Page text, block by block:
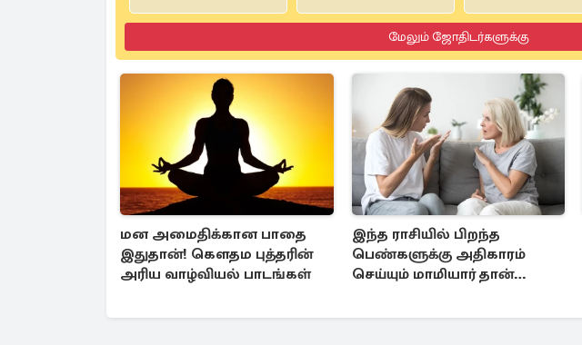
மேலும் ஜோதிடர்களுக்கு
மன அமைதிக்கான பாதை
இதுதான்! கௌதம புத்தரின்
அரிய வாழ்வியல் பாடங்கள்
இந்த ராசியில் பிறந்த
பெண்களுக்கு அதிகாரம்
செய்யும் மாமியார் தான்